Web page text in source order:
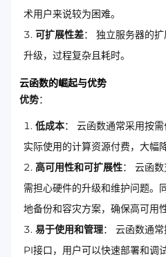
术用户来说较为困难。
可扩展性差： 独立服务器的
升级，过程复杂且耗时。
云函数的崛起与优势
优势：
低成本： 云函数通常采用按
实际使用的计算资源付费，大幅
高可用性和可扩展性： 云函
需担心硬件的升级和维护问题。
地备份和容灾方案，确保高可用性
易于使用和管理： 云函数通
PI接口，用户可以快速部署和调